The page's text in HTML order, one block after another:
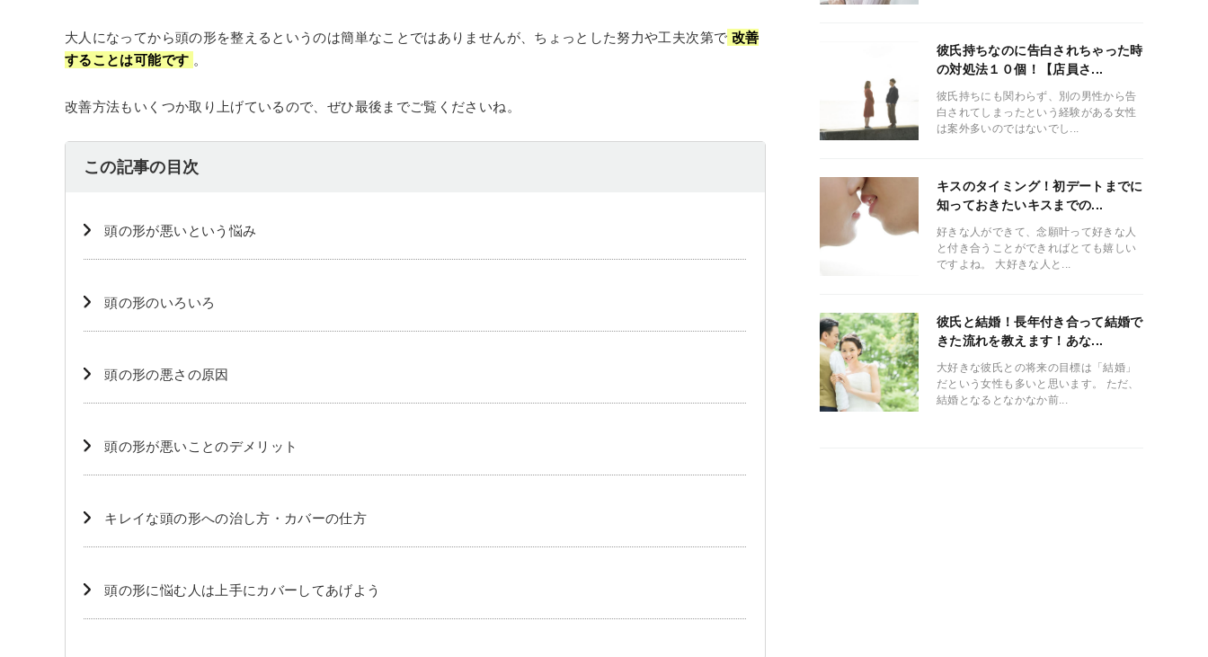
大人になってから頭の形を整えるというのは簡単なことではありませんが、ちょっとした努力や工夫次第で 改善
することは可能です 。
改善方法もいくつか取り上げているので、ぜひ最後までご覧くださいね。
この記事の目次
️頭の形が悪いという悩み
️頭の形のいろいろ
️頭の形の悪さの原因
️頭の形が悪いことのデメリット
️キレイな頭の形への治し方・カバーの仕方
️頭の形に悩む人は上手にカバーしてあげよう
彼氏持ちなのに告白されちゃった時
の対処法１０個！【店員さ...
彼氏持ちにも関わらず、別の男性から告
白されてしまったという経験がある女性
は案外多いのではないでし...
キスのタイミング！初デートまでに
知っておきたいキスまでの...
好きな人ができて、念願叶って好きな人
と付き合うことができればとても嬉しい
ですよね。 大好きな人と...
彼氏と結婚！長年付き合って結婚で
きた流れを教えます！あな...
大好きな彼氏との将来の目標は「結婚」
だという女性も多いと思います。 ただ、
結婚となるとなかなか前...